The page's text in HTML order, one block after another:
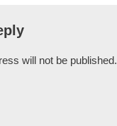
will not be published.